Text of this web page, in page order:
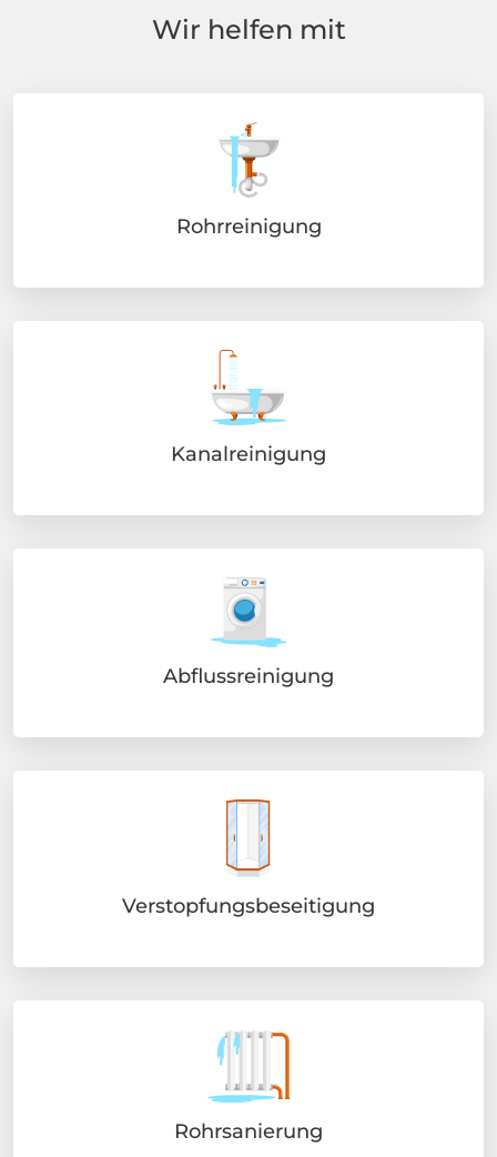
Wir helfen mit
Rohrreinigung
Kanalreinigung
Abflussreinigung
Verstopfungsbeseitigung
Rohrsanierung